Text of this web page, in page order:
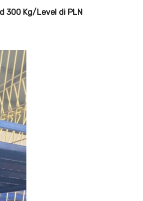
300 Kg/Level di PLN